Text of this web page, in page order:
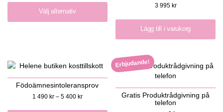
Välj alternativ
3 995 kr
Lägg till i varukorg
Födoämnesintoleransprov
1 490 kr – 5 400 kr
Erbjudande!
Gratis Produktrådgivning på
telefon